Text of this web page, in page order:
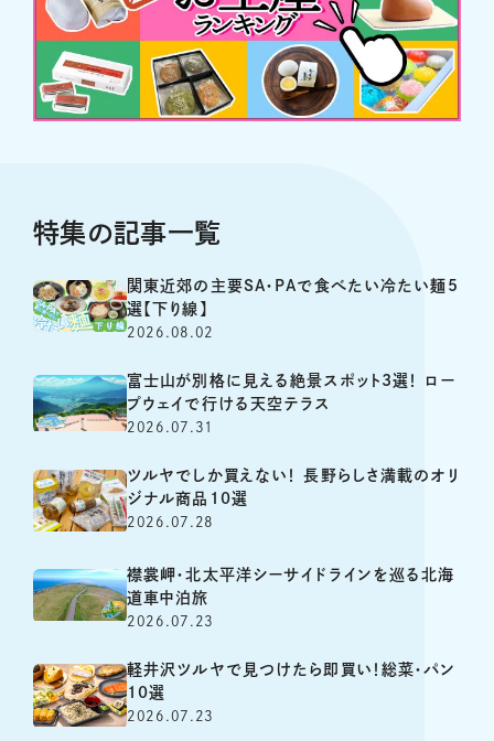
特集の記事一覧
関東近郊の主要SA・PAで食べたい冷たい麺5
選【下り線】
2026.08.02
富士山が別格に見える絶景スポット3選！ ロー
プウェイで行ける天空テラス
2026.07.31
ツルヤでしか買えない！ 長野らしさ満載のオリ
ジナル商品10選
2026.07.28
襟裳岬・北太平洋シーサイドラインを巡る北海
道車中泊旅
2026.07.23
軽井沢ツルヤで見つけたら即買い！総菜・パン
10選
2026.07.23